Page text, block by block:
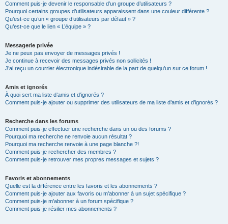
Comment puis-je devenir le responsable d’un groupe d’utilisateurs ?
Pourquoi certains groupes d’utilisateurs apparaissent dans une couleur différente ?
Qu’est-ce qu’un « groupe d’utilisateurs par défaut » ?
Qu’est-ce que le lien « L’équipe » ?
Messagerie privée
Je ne peux pas envoyer de messages privés !
Je continue à recevoir des messages privés non sollicités !
J’ai reçu un courrier électronique indésirable de la part de quelqu’un sur ce forum !
Amis et ignorés
À quoi sert ma liste d’amis et d’ignorés ?
Comment puis-je ajouter ou supprimer des utilisateurs de ma liste d’amis et d’ignorés ?
Recherche dans les forums
Comment puis-je effectuer une recherche dans un ou des forums ?
Pourquoi ma recherche ne renvoie aucun résultat ?
Pourquoi ma recherche renvoie à une page blanche ?!
Comment puis-je rechercher des membres ?
Comment puis-je retrouver mes propres messages et sujets ?
Favoris et abonnements
Quelle est la différence entre les favoris et les abonnements ?
Comment puis-je ajouter aux favoris ou m’abonner à un sujet spécifique ?
Comment puis-je m’abonner à un forum spécifique ?
Comment puis-je résilier mes abonnements ?